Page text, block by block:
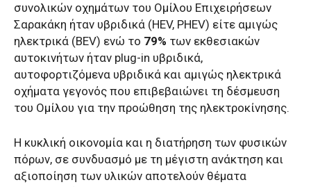
συνολικών οχημάτων του Ομίλου Επιχειρήσεων
Σαρακάκη ήταν υβριδικά (HEV, PHEV) είτε αμιγώς
ηλεκτρικά (BEV) ενώ το 79% των εκθεσιακών
αυτοκινήτων ήταν plug-in υβριδικά,
αυτοφορτιζόμενα υβριδικά και αμιγώς ηλεκτρικά
οχήματα γεγονός που επιβεβαιώνει τη δέσμευση
του Ομίλου για την προώθηση της ηλεκτροκίνησης.
Η κυκλική οικονομία και η διατήρηση των φυσικών
πόρων, σε συνδυασμό με τη μέγιστη ανάκτηση και
αξιοποίηση των υλικών αποτελούν θέματα